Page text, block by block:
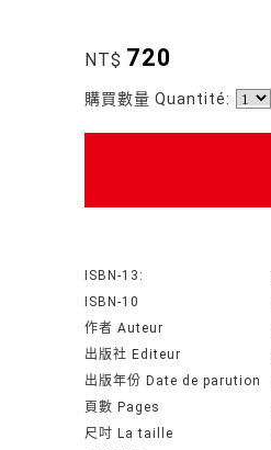
NT$ 720
購買數量 Quantité:
ISBN-13:
ISBN-10
作者 Auteur
出版社 Editeur
出版年份 Date de parution
頁數 Pages
尺吋 La taille